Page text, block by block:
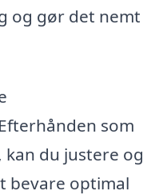
og gør det nemt
som
du justere og
bevare optimal